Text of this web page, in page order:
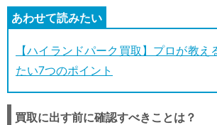
【ハイランドパーク買取】プロが教え
たい7つのポイント
買取に出す前に確認すべきことは？